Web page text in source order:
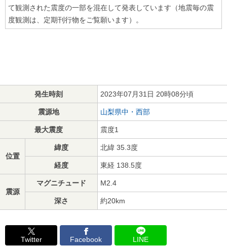
て観測された震度の一部を混在して発表しています（地震毎の震
度観測は、定期刊行物をご覧願います）。
発生時刻 2023年07月31日 20時08分頃
震源地 山梨県中・西部
最大震度 震度1
位置
緯度 北緯 35.3度
経度 東経 138.5度
震源
マグニチュード M2.4
深さ 約20km
Twitter Facebook LINE